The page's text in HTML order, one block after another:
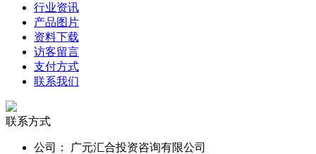
行业资讯
产品图片
资料下载
访客留言
支付方式
联系我们
联系方式
公司：
广元汇合投资咨询有限公司